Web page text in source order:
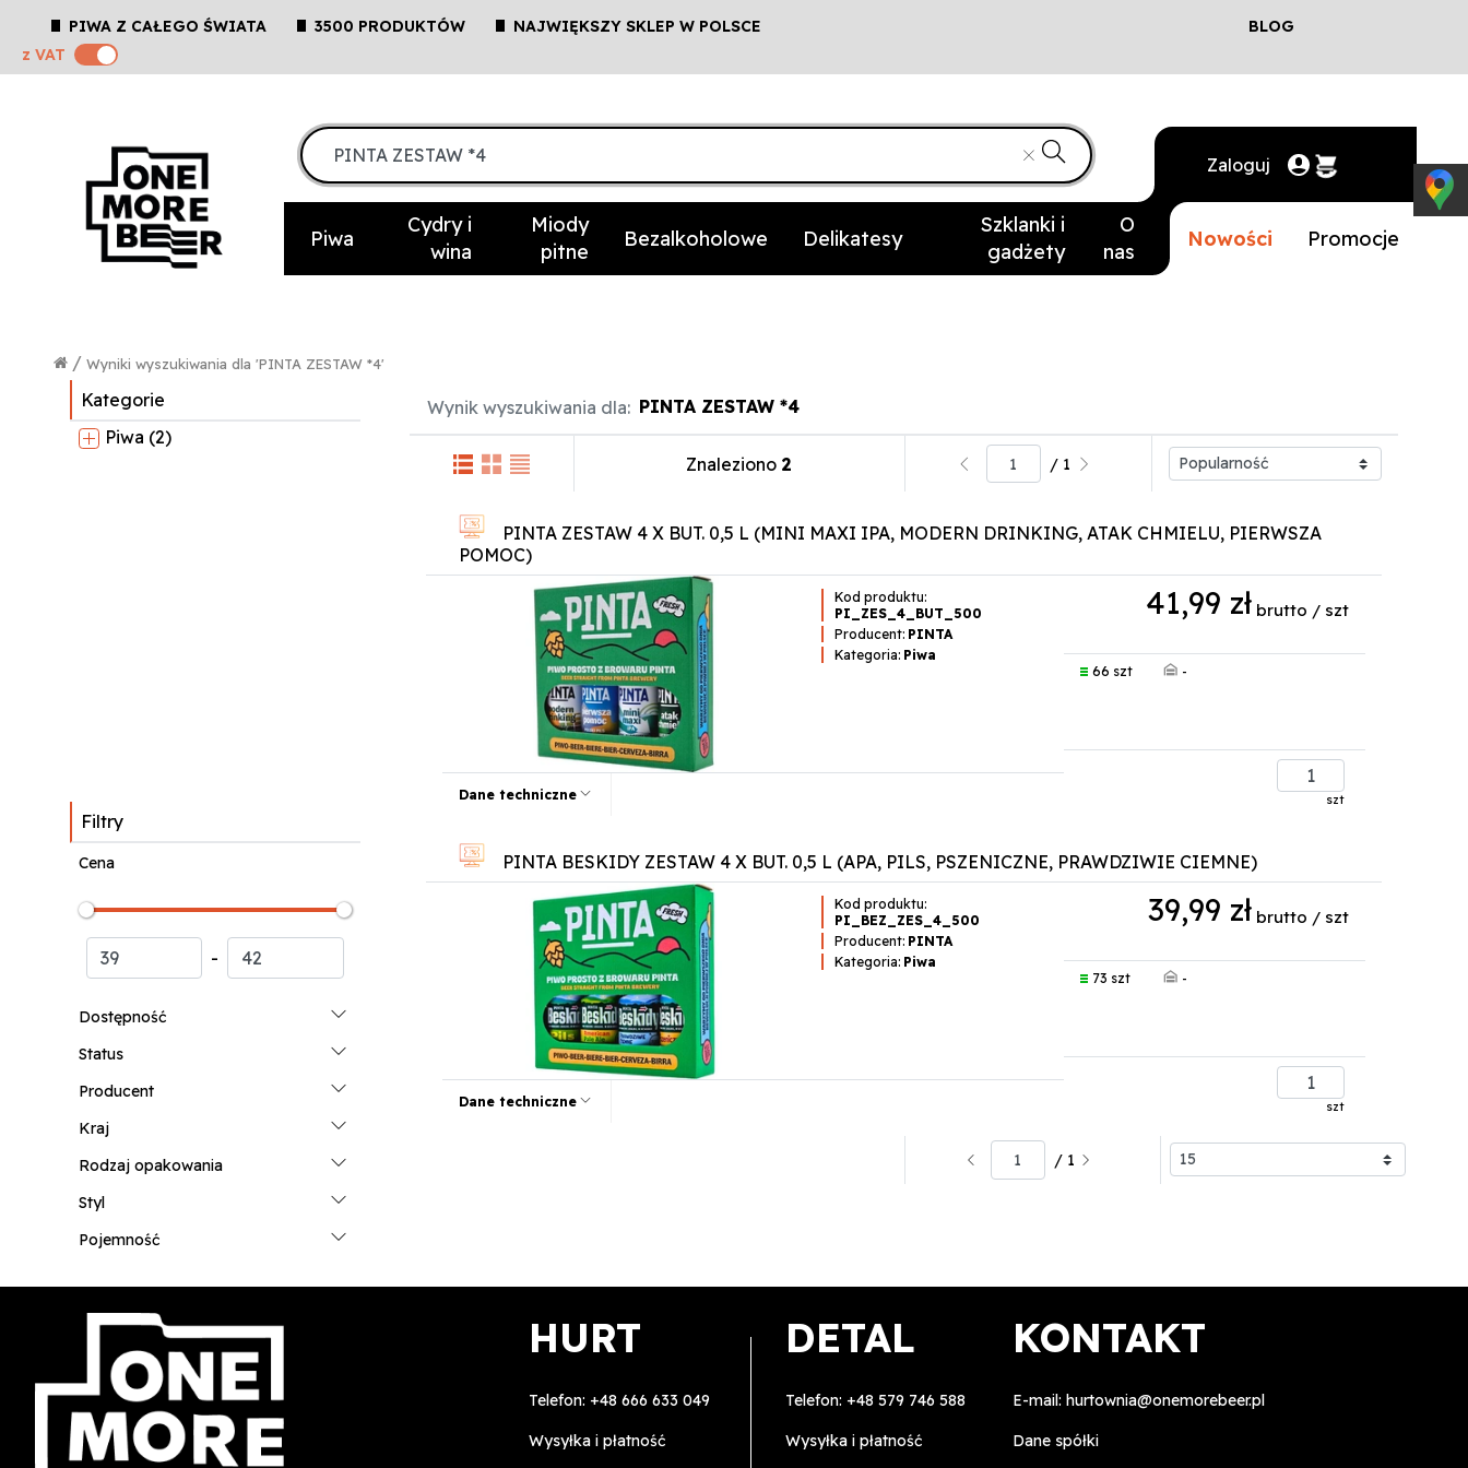
PIWA Z CAŁEGO ŚWIATA 3500 PRODUKTÓW NAJWIĘKSZY SKLEP W POLSCE
BLOG
z VAT
Zaloguj
Piwa
Cydry i
wina
Miody
pitne
Bezalkoholowe Delikatesy
Szklanki i
gadżety
O
nas
Nowości Promocje
Wyniki wyszukiwania dla 'PINTA ZESTAW *4'
/
Kategorie
Piwa (2)
Filtry
Cena
-
Dostępność
Status
Producent
Kraj
Rodzaj opakowania
Styl
Pojemność
Wynik wyszukiwania dla: PINTA ZESTAW *4
Znaleziono 2 / 1
PINTA ZESTAW 4 X BUT. 0,5 L (MINI MAXI IPA, MODERN DRINKING, ATAK CHMIELU, PIERWSZA
POMOC)
Kod produktu:
PI_ZES_4_BUT_500
Producent: PINTA
Kategoria: Piwa
Dane techniczne
41,99 zł brutto / szt
66 szt -
szt
PINTA BESKIDY ZESTAW 4 X BUT. 0,5 L (APA, PILS, PSZENICZNE, PRAWDZIWIE CIEMNE)
Kod produktu:
PI_BEZ_ZES_4_500
Producent: PINTA
Kategoria: Piwa
Dane techniczne
39,99 zł brutto / szt
73 szt -
szt
/ 1
HURT
Telefon: +48 666 633 049
Wysyłka i płatność
DETAL
Telefon: +48 579 746 588
Wysyłka i płatność
KONTAKT
E-mail:hurtownia@onemorebeer.pl
Dane spółki